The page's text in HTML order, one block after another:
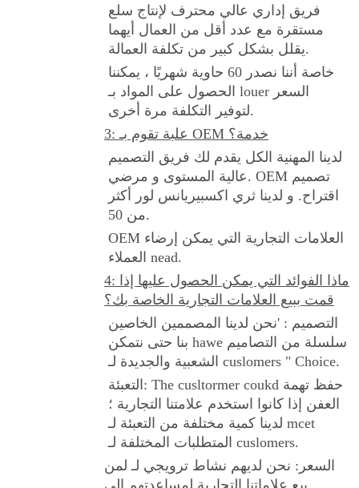
فريق إداري عالي محترف لإنتاج سلع
مستقرة مع عدد أقل من العمال أيهما
يقلل بشكل كبير من تكلفة العمالة.
خاصة أننا نصدر 60 حاوية شهريًا ، يمكننا
الحصول على المواد بـ louer السعر
لتوفير التكلفة مرة أخرى.
3: علبة تقوم بـ OEM خدمة؟
لدينا المهنية الكل يقدم لك فريق التصميم
عالية المستوى و مرضي. OEM تصميم
اقتراح. و لدينا ثري اكسبيريانس لور أكثر
من 50.
OEM العلامات التجارية التي يمكن إرضاء
العملاء nead.
4: ماذا الفوائد التي يمكن الحصول عليها إذا
قمت ببيع العلامات التجارية الخاصة بك؟
التصميم : 'نحن لدينا المصممين الخاصين
بنا حتى نتمكن hawe سلسلة من التصاميم
الشعبية والجديدة لـ cuslomers " Choice.
التعبئة: The cusltormer coukd حفظ تهمة
العفن إذا كانوا استخدم علامتنا التجارية ؛
لدينا كمية مختلفة من التعبئة لـ mcet
المتطلبات المختلفة لـ cuslomers.
السعر: نحن لديهم نشاط ترويجي لـ لمن
بيع علاماتنا التجارية لمساعدتهم إلى